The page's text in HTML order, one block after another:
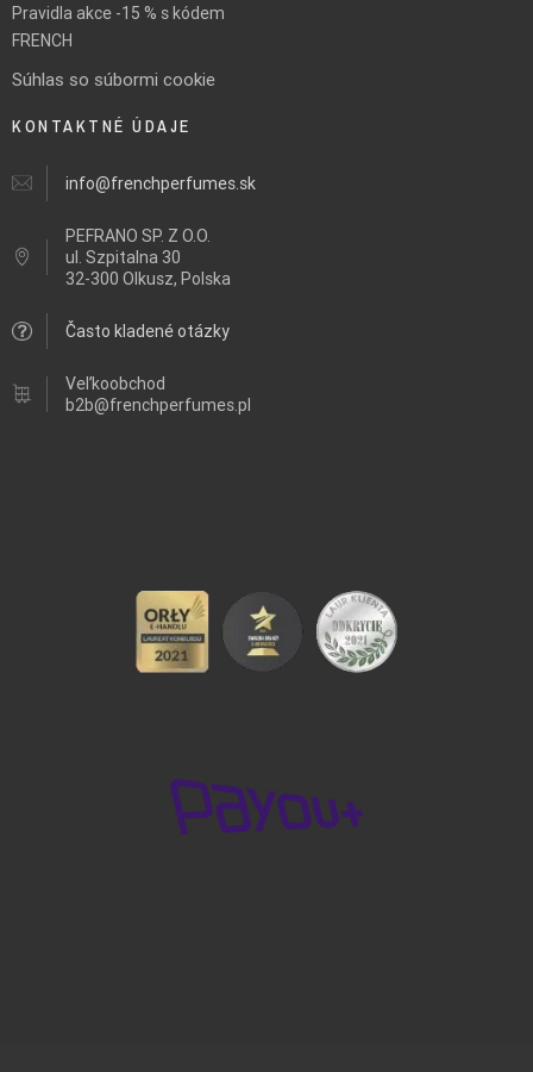
Pravidla akce -15 % s kódem
FRENCH
Súhlas so súbormi cookie
KONTAKTNÉ ÚDAJE
info@frenchperfumes.sk
PEFRANO SP. Z O.O.
ul. Szpitalna 30
32-300 Olkusz, Polska
Často kladené otázky
Veľkoobchod
b2b@frenchperfumes.pl